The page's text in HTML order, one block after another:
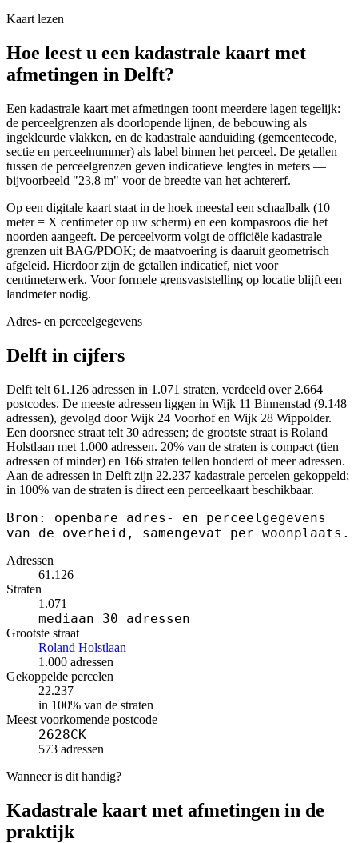
Kaart lezen
Hoe leest u een kadastrale kaart met
afmetingen in Delft?
Een kadastrale kaart met afmetingen toont meerdere lagen tegelijk:
de perceelgrenzen als doorlopende lijnen, de bebouwing als
ingekleurde vlakken, en de kadastrale aanduiding (gemeentecode,
sectie en perceelnummer) als label binnen het perceel. De getallen
tussen de perceelgrenzen geven indicatieve lengtes in meters —
bijvoorbeeld "23,8 m" voor de breedte van het achtererf.
Op een digitale kaart staat in de hoek meestal een schaalbalk (10
meter = X centimeter op uw scherm) en een kompasroos die het
noorden aangeeft. De perceelvorm volgt de officiële kadastrale
grenzen uit BAG/PDOK; de maatvoering is daaruit geometrisch
afgeleid. Hierdoor zijn de getallen indicatief, niet voor
centimeterwerk. Voor formele grensvaststelling op locatie blijft een
landmeter nodig.
Adres- en perceelgegevens
Delft in cijfers
Delft telt 61.126 adressen in 1.071 straten, verdeeld over 2.664
postcodes. De meeste adressen liggen in Wijk 11 Binnenstad (9.148
adressen), gevolgd door Wijk 24 Voorhof en Wijk 28 Wippolder.
Een doorsnee straat telt 30 adressen; de grootste straat is Roland
Holstlaan met 1.000 adressen. 20% van de straten is compact (tien
adressen of minder) en 166 straten tellen honderd of meer adressen.
Aan de adressen in Delft zijn 22.237 kadastrale percelen gekoppeld;
in 100% van de straten is direct een perceelkaart beschikbaar.
Bron: openbare adres- en perceelgegevens
van de overheid, samengevat per woonplaats.
Adressen
61.126
Straten
1.071
mediaan 30 adressen
Grootste straat
Roland Holstlaan
1.000 adressen
Gekoppelde percelen
22.237
in 100% van de straten
Meest voorkomende postcode
2628CK
573 adressen
Wanneer is dit handig?
Kadastrale kaart met afmetingen in de
praktijk